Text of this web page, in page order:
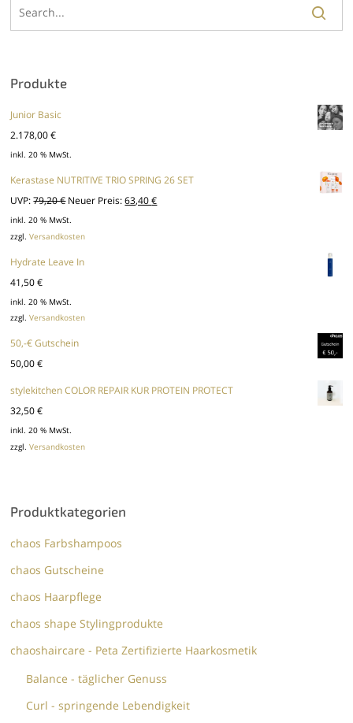
Produkte
Junior Basic
2.178,00€
inkl. 20 % MwSt.
Kerastase NUTRITIVE TRIO SPRING 26 SET
UVP: 79,20€ Ursprünglicher
Preis
war:
79,20 €
Neuer Preis: 63,40€Aktueller
inkl. 20 % MwSt.
zzgl.Versandkosten
Hydrate Leave In
41,50€
inkl. 20 % MwSt.
zzgl.Versandkosten
50,-€ Gutschein
50,00€
stylekitchen COLOR REPAIR KUR PROTEIN PROTECT
32,50€
inkl. 20 % MwSt.
zzgl.Versandkosten
Produktkategorien
chaos Farbshampoos
chaos Gutscheine
chaos Haarpflege
chaos shape Stylingprodukte
chaoshaircare - Peta Zertifizierte Haarkosmetik
Balance - täglicher Genuss
Curl - springende Lebendigkeit